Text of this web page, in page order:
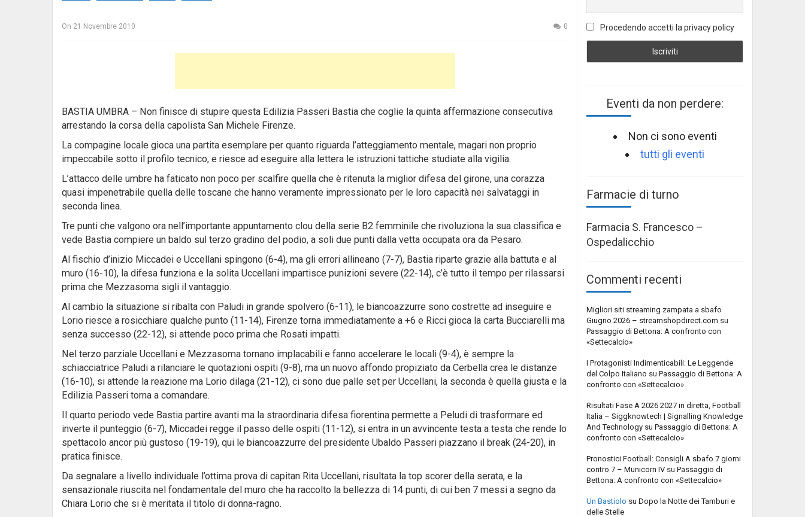
On 21 Novembre 2010 0
BASTIA UMBRA – Non finisce di stupire questa Edilizia Passeri Bastia che coglie la quinta affermazione consecutiva
arrestando la corsa della capolista San Michele Firenze.
La compagine locale gioca una partita esemplare per quanto riguarda l’atteggiamento mentale, magari non proprio
impeccabile sotto il profilo tecnico, e riesce ad eseguire alla lettera le istruzioni tattiche studiate alla vigilia.
L’attacco delle umbre ha faticato non poco per scalfire quella che è ritenuta la miglior difesa del girone, una corazza
quasi impenetrabile quella delle toscane che hanno veramente impressionato per le loro capacità nei salvataggi in
seconda linea.
Tre punti che valgono ora nell’importante appuntamento clou della serie B2 femminile che rivoluziona la sua classifica e
vede Bastia compiere un baldo sul terzo gradino del podio, a soli due punti dalla vetta occupata ora da Pesaro.
Al fischio d’inizio Miccadei e Uccellani spingono (6-4), ma gli errori allineano (7-7), Bastia riparte grazie alla battuta e al
muro (16-10), la difesa funziona e la solita Uccellani impartisce punizioni severe (22-14), c’è tutto il tempo per rilassarsi
prima che Mezzasoma sigli il vantaggio.
Al cambio la situazione si ribalta con Paludi in grande spolvero (6-11), le biancoazzurre sono costrette ad inseguire e
Lorio riesce a rosicchiare qualche punto (11-14), Firenze torna immediatamente a +6 e Ricci gioca la carta Bucciarelli ma
senza successo (22-12), si attende poco prima che Rosati impatti.
Nel terzo parziale Uccellani e Mezzasoma tornano implacabili e fanno accelerare le locali (9-4), è sempre la
schiacciatrice Paludi a rilanciare le quotazioni ospiti (9-8), ma un nuovo affondo propiziato da Cerbella crea le distanze
(16-10), si attende la reazione ma Lorio dilaga (21-12), ci sono due palle set per Uccellani, la seconda è quella giusta e la
Edilizia Passeri torna a comandare.
Il quarto periodo vede Bastia partire avanti ma la straordinaria difesa fiorentina permette a Peludi di trasformare ed
inverte il punteggio (6-7), Miccadei regge il passo delle ospiti (11-12), si entra in un avvincente testa a testa che rende lo
spettacolo ancor più gustoso (19-19), qui le biancoazzurre del presidente Ubaldo Passeri piazzano il break (24-20), in
pratica finisce.
Da segnalare a livello individuale l’ottima prova di capitan Rita Uccellani, risultata la top scorer della serata, e la
sensazionale riuscita nel fondamentale del muro che ha raccolto la bellezza di 14 punti, di cui ben 7 messi a segno da
Chiara Lorio che si è meritata il titolo di donna-ragno.
Procedendo accetti la privacy policy
Eventi da non perdere:
Non ci sono eventi
tutti gli eventi
Farmacie di turno
Farmacia S. Francesco –
Ospedalicchio
Commenti recenti
Migliori siti streaming zampata a sbafo
Giugno 2026 – streamshopdirect.com su
Passaggio di Bettona: A confronto con
«Settecalcio»
I Protagonisti Indimenticabili: Le Leggende
del Colpo Italiano su Passaggio di Bettona: A
confronto con «Settecalcio»
Risultati Fase A 2026 2027 in diretta, Football
Italia – Siggknowtech | Signalling Knowledge
And Technology su Passaggio di Bettona: A
confronto con «Settecalcio»
Pronostici Football: Consigli A sbafo 7 giorni
contro 7 – Municorn IV su Passaggio di
Bettona: A confronto con «Settecalcio»
Un Bastiolo su Dopo la Notte dei Tamburi e
delle Stelle